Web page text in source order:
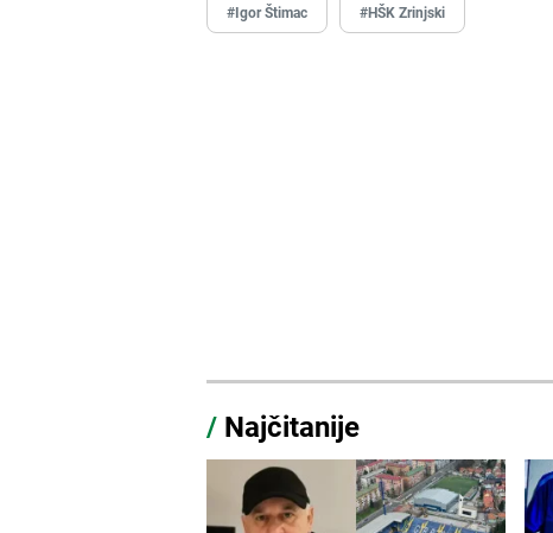
#Igor Štimac #HŠK Zrinjski
/ Najčitanije